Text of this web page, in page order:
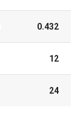
0.432
12
24